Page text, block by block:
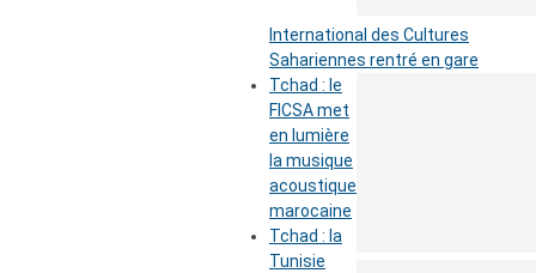
International des Cultures
Sahariennes rentré en gare
Tchad : le
FICSA met
en lumière
la musique
acoustique
marocaine
Tchad : la
Tunisie